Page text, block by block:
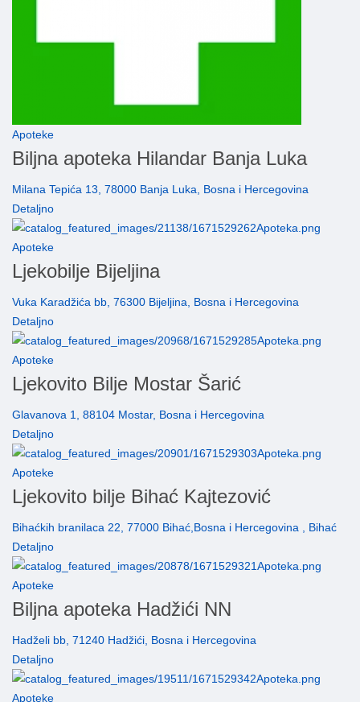
Apoteke
Biljna apoteka Hilandar Banja Luka
Milana Tepića 13, 78000 Banja Luka, Bosna i Hercegovina
Detaljno
Apoteke
Ljekobilje Bijeljina
Vuka Karadžića bb, 76300 Bijeljina, Bosna i Hercegovina
Detaljno
Apoteke
Ljekovito Bilje Mostar Šarić
Glavanova 1, 88104 Mostar, Bosna i Hercegovina
Detaljno
Apoteke
Ljekovito bilje Bihać Kajtezović
Bihaćkih branilaca 22, 77000 Bihać,Bosna i Hercegovina , Bihać
Detaljno
Apoteke
Biljna apoteka Hadžići NN
Hadželi bb, 71240 Hadžići, Bosna i Hercegovina
Detaljno
Apoteke